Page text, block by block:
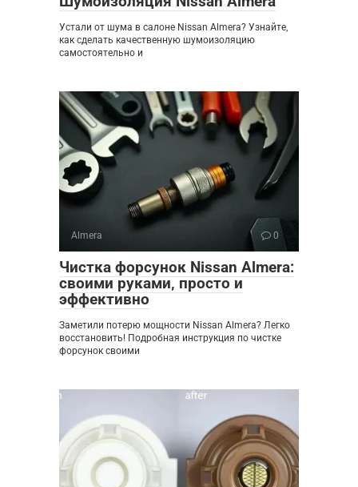
Устали от шума в салоне Nissan Almera? Узнайте,
как сделать качественную шумоизоляцию
самостоятельно и
Almera 0
Чистка форсунок Nissan Almera:
своими руками‚ просто и
эффективно
Заметили потерю мощности Nissan Almera? Легко
восстановить! Подробная инструкция по чистке
форсунок своими